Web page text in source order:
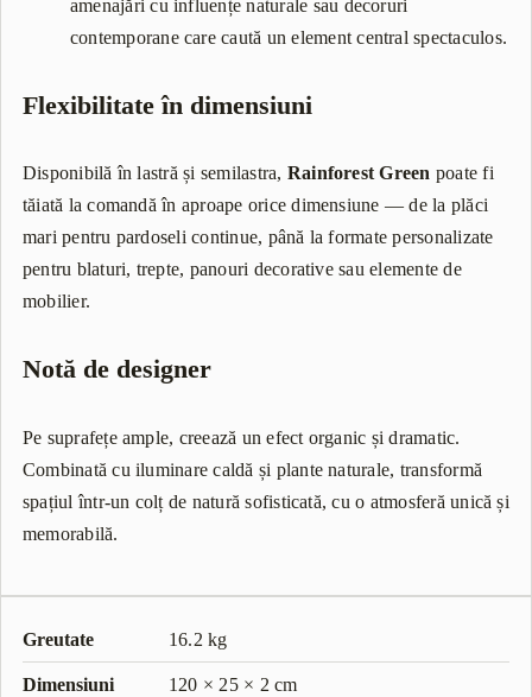
amenajări cu influențe naturale sau decoruri
contemporane care caută un element central spectaculos.
Flexibilitate în dimensiuni
Disponibilă în lastră și semilastra, Rainforest Green poate fi
tăiată la comandă în aproape orice dimensiune — de la plăci
mari pentru pardoseli continue, până la formate personalizate
pentru blaturi, trepte, panouri decorative sau elemente de
mobilier.
Notă de designer
Pe suprafețe ample, creează un efect organic și dramatic.
Combinată cu iluminare caldă și plante naturale, transformă
spațiul într-un colț de natură sofisticată, cu o atmosferă unică și
memorabilă.
Greutate 16.2 kg
Dimensiuni 120 × 25 × 2 cm